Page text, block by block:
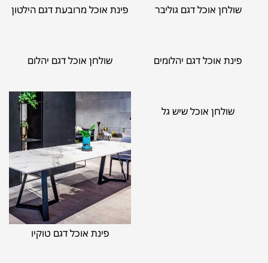
שולחן אוכל דגם גוליבר פינת אוכל מרובעת דגם הילטון
פינת אוכל דגם יהלומים שולחן אוכל דגם יהלום
שולחן אוכל שיש גל
פינת אוכל דגם טוקיו